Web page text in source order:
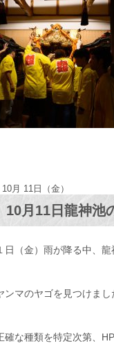
月 11日（金）
10月11日龍神池
日（金）雨が降る中、
ンマのヤゴを見つけまし
確な種類を特定次第、